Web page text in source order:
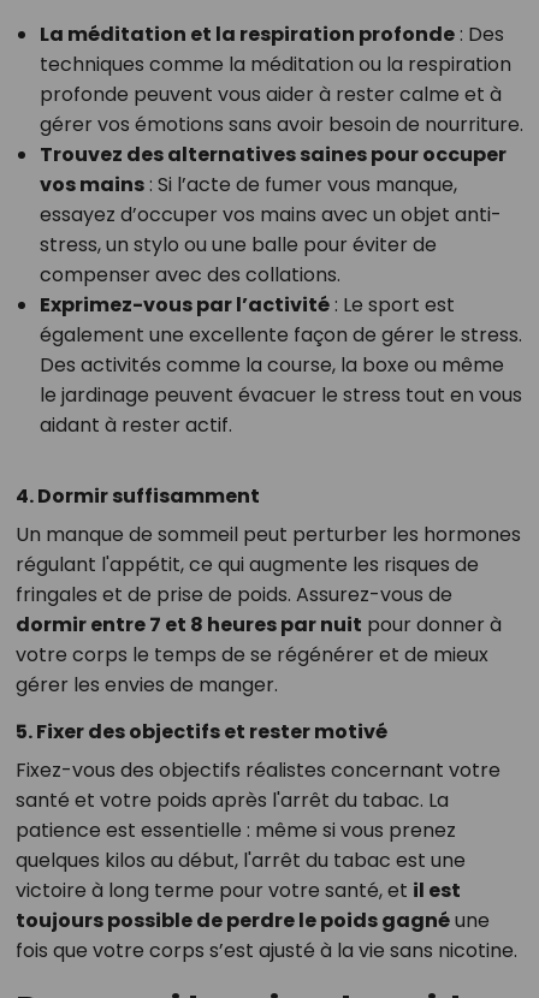
La méditation et la respiration profonde: Des
techniques comme la méditation ou la respiration
profonde peuvent vous aider à rester calme et à
gérer vos émotions sans avoir besoin de nourriture.
Trouvez des alternatives saines pour occuper
vos mains: Si l’acte de fumer vous manque,
essayez d’occuper vos mains avec un objet anti-
stress, un stylo ou une balle pour éviter de
compenser avec des collations.
Exprimez-vous par l’activité: Le sport est
également une excellente façon de gérer le stress.
Des activités comme la course, la boxe ou même
le jardinage peuvent évacuer le stress tout en vous
aidant à rester actif.
4. Dormir suffisamment
Un manque de sommeil peut perturber les hormones
régulant l'appétit, ce qui augmente les risques de
fringales et de prise de poids. Assurez-vous de
dormir entre 7 et 8 heures par nuit pour donner à
votre corps le temps de se régénérer et de mieux
gérer les envies de manger.
5. Fixer des objectifs et rester motivé
Fixez-vous des objectifs réalistes concernant votre
santé et votre poids après l'arrêt du tabac. La
patience est essentielle : même si vous prenez
quelques kilos au début, l'arrêt du tabac est une
victoire à long terme pour votre santé, et il est
toujours possible de perdre le poids gagnéune
fois que votre corps s’est ajusté à la vie sans nicotine.